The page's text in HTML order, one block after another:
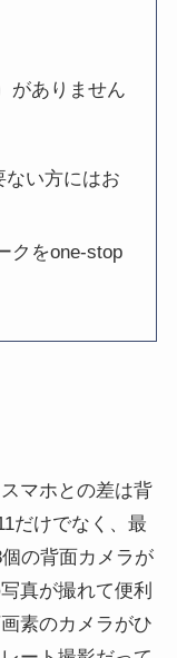
がありません
ない方にはお
クをone-stop
マホとの差は背
だけでなく、最
の背面カメラが
真が撮れて便利
素のカメラがひ